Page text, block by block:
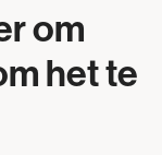
om
het te